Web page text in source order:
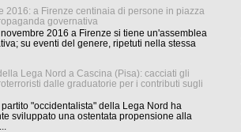
2016: a Firenze centinaia di persone in piazza
governativa
2016 a Firenze si tiene un'assemblea
su eventi del genere, ripetuti nella stessa
Lega Nord a Cascina (Pisa): cacciati gli
dalle graduatorie per i contributi sugli
"occidentalista" della Lega Nord ha
sviluppato una ostentata propensione alla